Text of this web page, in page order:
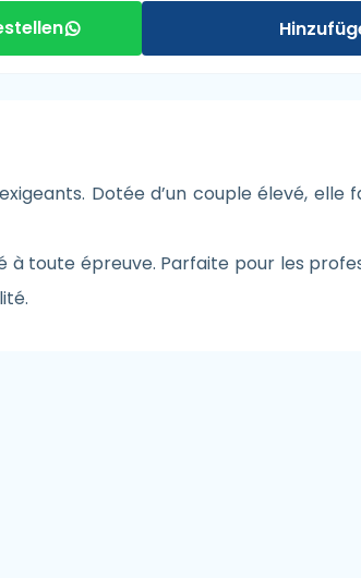
Dotée d’un couple élevé,
toute épreuve. Parfaite pour les